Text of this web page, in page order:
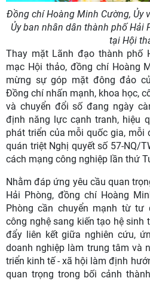
Đồng chí Hoàng Minh Cường, Ủy
Ủy ban nhân dân thành phố Hải
tại Hội
Thay mặt Lãnh đạo thành phố
mạc Hội thảo, đồng chí Hoàng
mừng sự góp mặt đông đảo
Đồng chí nhấn mạnh, khoa học,
và chuyển đổi số đang ngày
định năng lực cạnh tranh, hiệu
phát triển của mỗi quốc gia, mỗi
quán triệt Nghị quyết số 57-NQ/
cách mạng công nghiệp lần thứ
Nhằm đáp ứng yêu cầu quan
Hải Phòng, đồng chí Hoàng
Phòng cần chuyển mạnh từ
công nghệ sang kiến tạo hệ
đẩy liên kết giữa nghiên cứu,
doanh nghiệp làm trung tâm và
triển kinh tế - xã hội làm định
quan trọng trong bối cảnh